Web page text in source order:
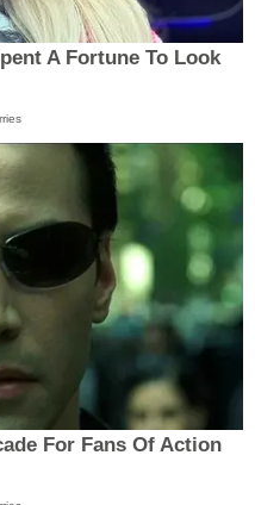
A Fortune To Look
For Fans Of Action